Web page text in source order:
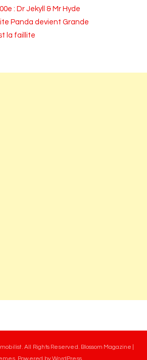
: Dr Jekyll & Mr Hyde
Panda devient Grande
la faillite
. All Rights Reserved. Blossom Magazine |
. Powered byWordPress